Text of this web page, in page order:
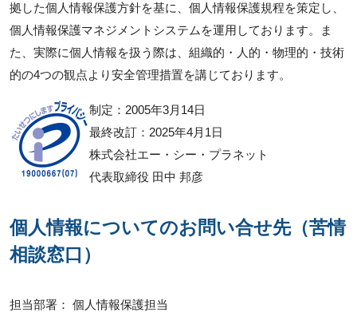
拠した個人情報保護方針を基に、個人情報保護規程を策定し、
個人情報保護マネジメントシステムを運用しております。ま
た、実際に個人情報を扱う際は、組織的・人的・物理的・技術
的の4つの観点より安全管理措置を講じております。
制定：2005年3月14日
最終改訂：2025年4月1日
株式会社エー・シー・プラネット
代表取締役 田中 邦彦
個人情報についてのお問い合せ先（苦情
相談窓口）
担当部署： 個人情報保護担当